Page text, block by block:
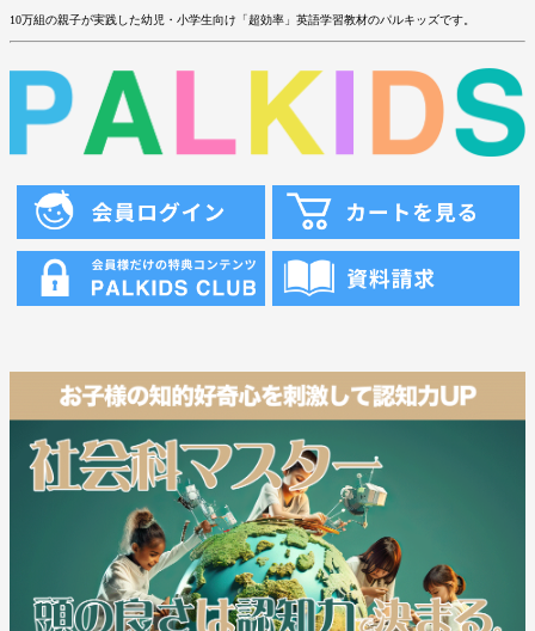
10万組の親子が実践した幼児・小学生向け「超効率」英語学習教材のパルキッズです。